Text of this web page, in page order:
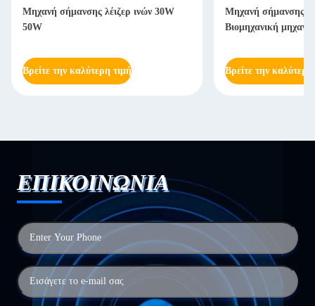
Μηχανή σήμανσης λέιζερ ινών 30W
50W
Βρείτε την καλύτερη τιμή
Μηχανή σήμανσης
Βιομηχανική μηχανή
Βρείτε την καλύτερη
ΕΠΙΚΟΙΝΩΝΙΑ